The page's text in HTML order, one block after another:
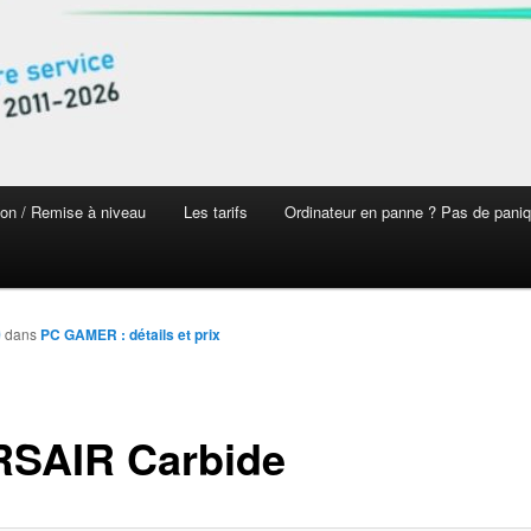
/ Remise à niveau Les tarifs Ordinateur en panne ? Pas de
Carbide
dans PC GAMER : détails et prix